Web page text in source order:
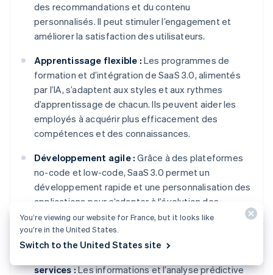
des recommandations et du contenu
personnalisés. Il peut stimuler l’engagement et
améliorer la satisfaction des utilisateurs.
Apprentissage flexible : Les programmes de
formation et d’intégration de SaaS 3.0, alimentés
par l’IA, s’adaptent aux styles et aux rythmes
d’apprentissage de chacun. Ils peuvent aider les
employés à acquérir plus efficacement des
compétences et des connaissances.
Développement agile : Grâce à des plateformes
no-code et low-code, SaaS 3.0 permet un
développement rapide et une personnalisation des
applications pour s’adapter à l’évolution des
conditions du marché et garder une longueur
d’avance sur la concurrence.
services :Les informations et l’analyse prédictive
You’re viewing our website for France, but it looks like
you’re in the United States.
Switch to the United States site